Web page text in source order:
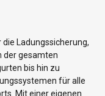
Ladungssicherung,
der gesamten
bis hin zu
für alle
Mit einer eigenen